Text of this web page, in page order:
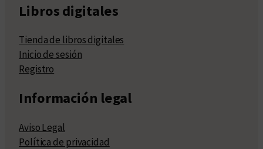
Libros digitales
Tienda de libros digitales
Inicio de sesión
Registro
Información legal
Aviso Legal
Política de privacidad